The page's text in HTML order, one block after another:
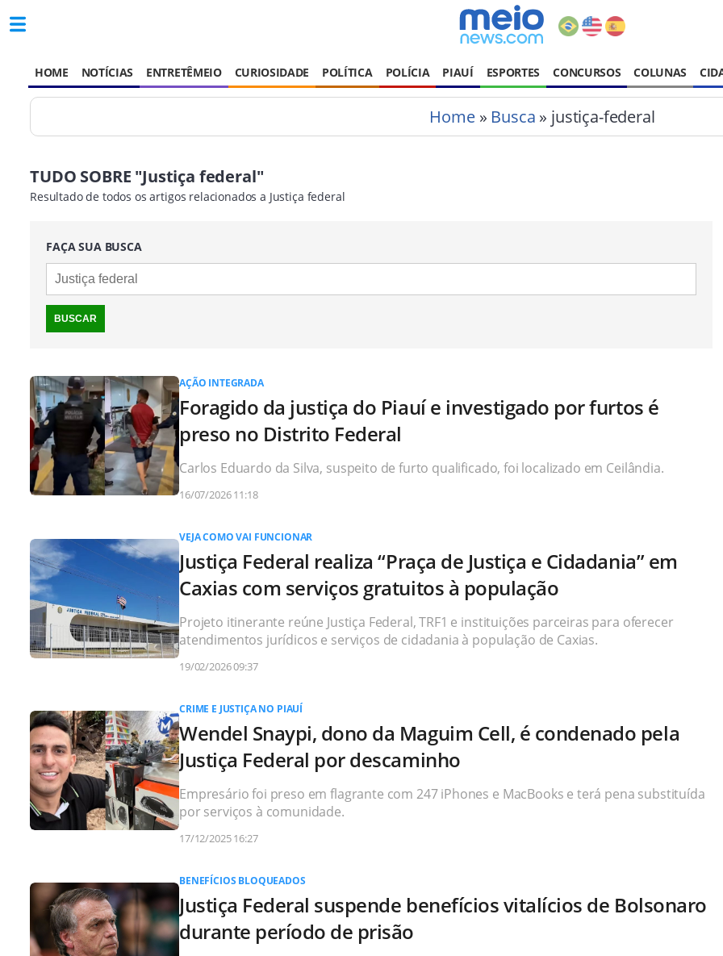
HOME NOTÍCIAS ENTRETÊMEIO CURIOSIDADE POLÍTICA POLÍCIA PIAUÍ ESPORTES CONCURSOS COLUNAS
Home» Busca » justiça-federal
TUDO SOBRE "Justiça federal"
Resultado de todos os artigos relacionados a Justiça federal
FAÇA SUA BUSCA
BUSCAR
AÇÃO INTEGRADA
Foragido da justiça do Piauí e investigado por furtos é
preso no Distrito Federal
Carlos Eduardo da Silva, suspeito de furto qualificado, foi localizado em Ceilândia.
16/07/2026 11:18
VEJA COMO VAI FUNCIONAR
Justiça Federal realiza “Praça de Justiça e Cidadania” em
Caxias com serviços gratuitos à população
Projeto itinerante reúne Justiça Federal, TRF1 e instituições parceiras para oferecer
atendimentos jurídicos e serviços de cidadania à população de Caxias.
19/02/2026 09:37
CRIME E JUSTIÇA NO PIAUÍ
Wendel Snaypi, dono da Maguim Cell, é condenado pela
Justiça Federal por descaminho
Empresário foi preso em flagrante com 247 iPhones e MacBooks e terá pena substituída
por serviços à comunidade.
17/12/2025 16:27
BENEFÍCIOS BLOQUEADOS
Justiça Federal suspende benefícios vitalícios de Bolsonaro
durante período de prisão